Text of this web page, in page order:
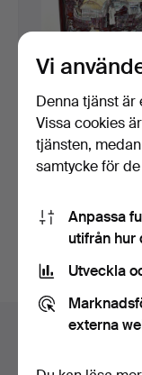
ORIENTALISK
PÄRLEMORINQ…
Klubbades 8 nov 2024
41 USD
Auktionsarkivet
Du söker i vårt
Vi
Denna tjänst
Vissa cookies
tjänsten,
samtycke för
Anpassa
utifrån hur
Utveckla
externa